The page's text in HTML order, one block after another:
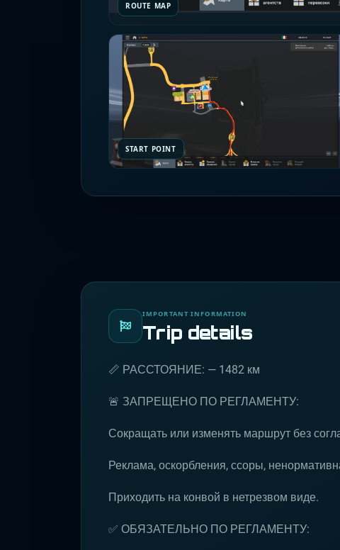
ROUTE MAP
START POINT
IMPORTANT INFORMATION
Trip details
📏 РАССТОЯНИЕ: — 1482 км
🚨 ЗАПРЕЩЕНО ПО РЕГЛАМЕНТУ:
Сокращать или изменять маршрут без
Реклама, оскорбления, ссоры,
Приходить на конвой в нетрезвом виде.
✅ ОБЯЗАТЕЛЬНО ПО РЕГЛАМЕНТУ: